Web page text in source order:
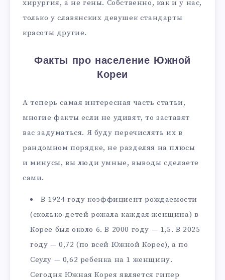
хирургия, а не гены. Собственно, как и у нас,
только у славянских девушек стандарты
красоты другие.
Факты про население Южной
Кореи
А теперь самая интересная часть статьи,
многие факты если не удивят, то заставят
вас задуматься. Я буду перечислять их в
рандомном порядке, не разделяя на плюсы
и минусы, вы люди умные, выводы сделаете
сами.
В 1924 году коэффициент рождаемости
(сколько детей рожала каждая женщина) в
Корее был около 6. В 2000 году — 1,5. В 2025
году — 0,72 (по всей Южной Корее), а по
Сеулу — 0,62 ребенка на 1 женщину.
Сегодня Южная Корея является гипер